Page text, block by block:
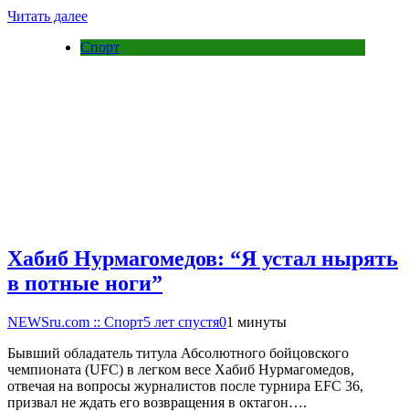
Читать далее
Спорт
Хабиб Нурмагомедов: “Я устал нырять
в потные ноги”
NEWSru.com :: Спорт5 лет спустя01 минуты
Бывший обладатель титула Абсолютного бойцовского
чемпионата (UFC) в легком весе Хабиб Нурмагомедов,
отвечая на вопросы журналистов после турнира EFC 36,
призвал не ждать его возвращения в октагон….